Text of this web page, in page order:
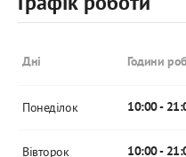
Дні Години
Понеділок 10:00 -
Вівторок 10:00 -